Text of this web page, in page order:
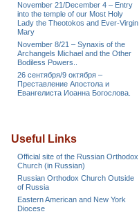
November 21/December 4 – Entry
into the temple of our Most Holy
Lady the Theotokos and Ever-Virgin
Mary
November 8/21 – Synaxis of the
Archangels Michael and the Other
Bodiless Powers..
26 сентября/9 октября –
Преставление Апостола и
Евангелиста Иоанна Богослова.
Useful Links
Official site of the Russian Orthodox
Church (in Russian)
Russian Orthodox Church Outside
of Russia
Eastern American and New York
Diocese